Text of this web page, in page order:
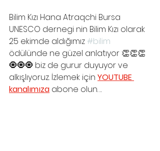
Bilim Kızı Hana Atraqchi Bursa
UNESCO dernegi nin Bilim Kızı olarak
25 ekimde aldığımız #bilim
ödülünde ne güzel anlatıyor 👏👏👏
🧿🧿🧿 biz de gurur duyuyor ve
alkışlıyoruz. İzlemek için YOUTUBE
kanalımıza abone olun….